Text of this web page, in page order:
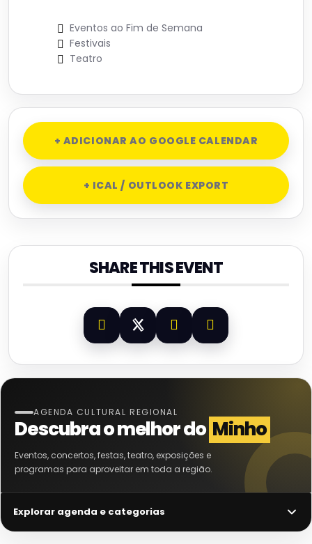
Eventos ao Fim de Semana
Festivais
Teatro
+ ADICIONAR AO GOOGLE CALENDAR
+ ICAL / OUTLOOK EXPORT
SHARE THIS EVENT
AGENDA CULTURAL REGIONAL
Descubra o melhor do Minho
Eventos, concertos, festas, teatro, exposições e
programas para aproveitar em toda a região.
Explorar agenda e categorias